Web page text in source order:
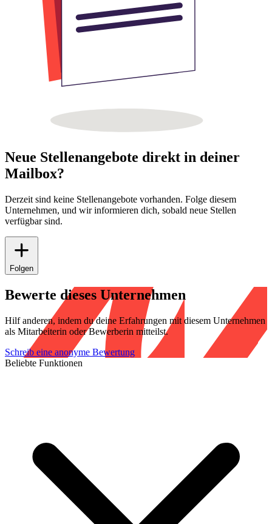
Neue Stellenangebote direkt in deiner
Mailbox?
Derzeit sind keine Stellenangebote vorhanden. Folge diesem
Unternehmen, und wir informieren dich, sobald neue Stellen
verfügbar sind.
Folgen
Bewerte dieses Unternehmen
Hilf anderen, indem du deine Erfahrungen mit diesem Unternehmen
als Mitarbeiterin oder Bewerberin mitteilst.
Schreib eine anonyme Bewertung
Beliebte Funktionen